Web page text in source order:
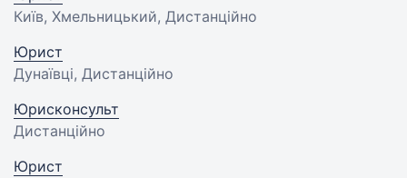
Київ, Хмельницький, Дистанційно
Юрист
Дунаївці, Дистанційно
Юрисконсульт
Дистанційно
Юрист